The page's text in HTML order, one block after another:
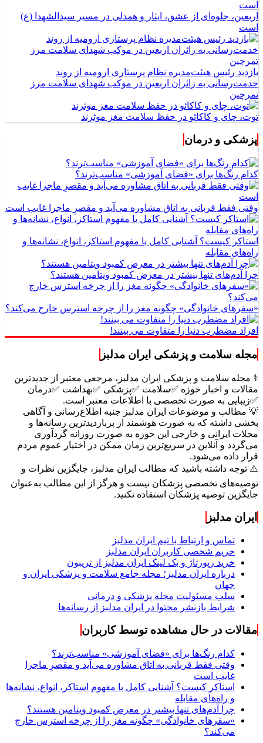
اربعین، جلوه‌ای از عشق، ایثار و همدلی در مسیر سیدالشهدا (ع)
است
بازدید رئیس هیئت‌مدیره نظام پرستاری ارومیه از روند
خدمت‌رسانی به زائران اربعین در موکب شهدای سلامت مرز
تمرچین
توت، چای و کاکائو در حفظ سلامت مغز موثرند
پزشکی و درمان
کدام رنگ‌ها برای «فضای آموزشی» مناسب‌ترند؟
وقتی فقط قربانی به اتاق مشاوره می‌آید و مقصرِ ماجرا غایب است
استاکر کیست؟ آشنایی کامل با مفهوم استاکر، انواع، نشانه‌ها و
راه‌های مقابله
چرا آدم‌های تنها بیشتر در معرض کمبود ویتامین هستند؟
«سفرهای خانوادگی» چگونه مغز را از چرخه استرس خارج می‌کند؟
افراد مضطرب دنیا را متفاوت می بینند!
مجله سلامت و پزشکی ایران مدلبز
⚕️ مجله سلامت و پزشکی ایران مدلبز، مرجعی معتبر از جدیدترین
مقالات و اخبار حوزه ✅سلامت ✅پزشکی ✅بهداشت ✅درمان
✅زیبایی به صورت تخصصی با اطلاعات معتبر است.
💡 مطالب و موضوعات ایران مدلبز جنبه اطلاع‌رسانی و آگاهی
بخشی داشته که به صورت هوشمند از پربازدیدترین رسانه‌ها و
مجلات ایرانی و خارجی این حوزه به صورت روزانه گردآوری
می‌گردد و آنلاین در سریع‌ترین زمان ممکن در اختیار عموم مردم
قرار داده می‌شود.
⚠️ توجه داشته باشید که مطالب ایران مدلبز، جایگزین نظرات و
توصیه‌های تخصصی پزشکان نیست و هرگز از این مطالب به‌عنوان
جایگزین توصیه پزشکان استفاده نکنید.
ایران مدلبز
تماس و ارتباط با تیم ایران مدلبز
حریم شخصی کاربران ایران مدلبز
خرید رپورتاژ و بک لینک ایران مدلبز از تریبون
درباره ایران مدلبز؛ مجله جامع سلامت و پزشکی ایران و
جهان
سلب مسئولیت مجله پزشکی و درمانی
شرایط بازنشر محتوا در ایران مدلبز از رسانه‌ها
مقالات در حال مشاهده توسط کاربران
کدام رنگ‌ها برای «فضای آموزشی» مناسب‌ترند؟
وقتی فقط قربانی به اتاق مشاوره می‌آید و مقصرِ ماجرا
غایب است
استاکر کیست؟ آشنایی کامل با مفهوم استاکر، انواع، نشانه‌ها
و راه‌های مقابله
چرا آدم‌های تنها بیشتر در معرض کمبود ویتامین هستند؟
«سفرهای خانوادگی» چگونه مغز را از چرخه استرس خارج
می‌کند؟